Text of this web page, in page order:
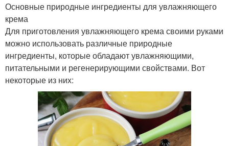
Основные природные ингредиенты для увлажняющего
крема
Для приготовления увлажняющего крема своими руками
можно использовать различные природные
ингредиенты, которые обладают увлажняющими,
питательными и регенерирующими свойствами. Вот
некоторые из них: